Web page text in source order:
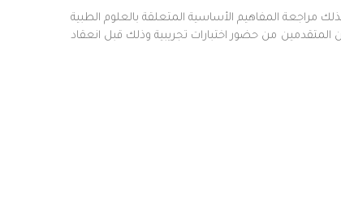
مراجعة المفاهيم الأساسية المتعلقة بالعلوم الطبية
المتقدمين من حضور اختبارات تجريبية وذلك قبل انعقاد